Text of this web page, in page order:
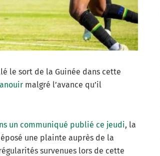
le sort de la Guinée dans cette
malgré l’avance qu’il
un communiqué publié ce jeudi, la
une plainte auprès de la
survenues lors de cette